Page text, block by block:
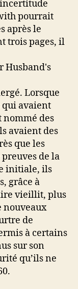
pourrait
après le
trois pages, il
Lorsque
avaient
des
avaient des
que les
de la
initiale, ils
grâce à
vieillit, plus
nouveaux
de
à certains
sur son
qu’ils ne